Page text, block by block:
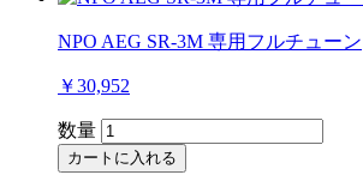
NPO AEG SR-3M 専用フルチューン
￥30,952
数量
カートに入れる